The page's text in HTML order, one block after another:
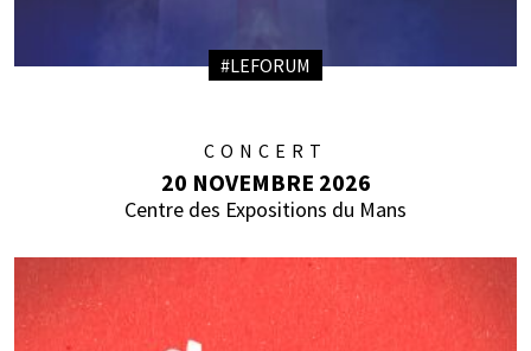
#LEFORUM
CONCERT
20 NOVEMBRE 2026
Centre des Expositions du Mans